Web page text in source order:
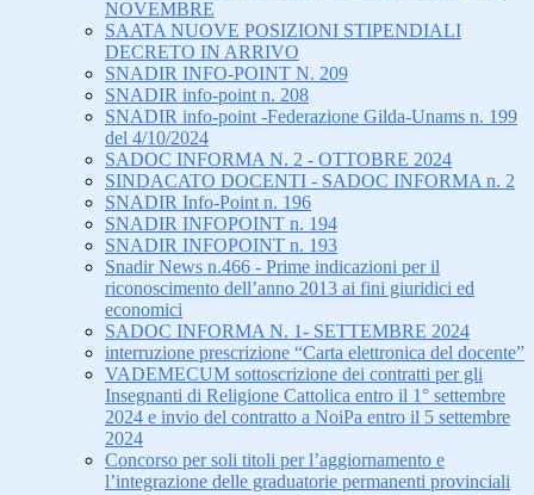
NOVEMBRE
SAATA NUOVE POSIZIONI STIPENDIALI
DECRETO IN ARRIVO
SNADIR INFO-POINT N. 209
SNADIR info-point n. 208
SNADIR info-point -Federazione Gilda-Unams n. 199
del 4/10/2024
SADOC INFORMA N. 2 - OTTOBRE 2024
SINDACATO DOCENTI - SADOC INFORMA n. 2
SNADIR Info-Point n. 196
SNADIR INFOPOINT n. 194
SNADIR INFOPOINT n. 193
Snadir News n.466 - Prime indicazioni per il
riconoscimento dell’anno 2013 ai fini giuridici ed
economici
SADOC INFORMA N. 1- SETTEMBRE 2024
interruzione prescrizione “Carta elettronica del docente”
VADEMECUM sottoscrizione dei contratti per gli
Insegnanti di Religione Cattolica entro il 1° settembre
2024 e invio del contratto a NoiPa entro il 5 settembre
2024
Concorso per soli titoli per l’aggiornamento e
l’integrazione delle graduatorie permanenti provinciali